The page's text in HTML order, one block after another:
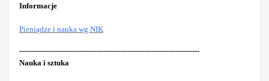
Informacje
Pieniądze i nauka wg NIK
---------------------------------------------------------------------------
Nauka i sztuka